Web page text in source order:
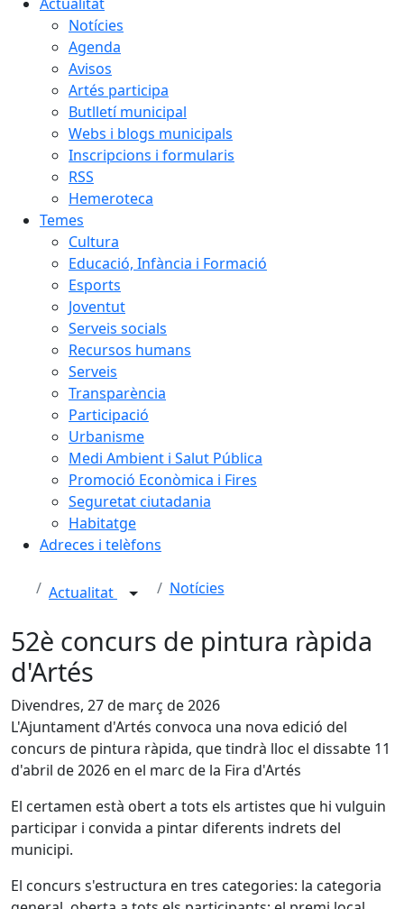
Notícies
Agenda
Avisos
Artés participa
Butlletí municipal
Webs i blogs municipals
Inscripcions i formularis
RSS
Hemeroteca
Temes
Cultura
Educació, Infància i Formació
Esports
Joventut
Serveis socials
Recursos humans
Serveis
Transparència
Participació
Urbanisme
Medi Ambient i Salut Pública
Promoció Econòmica i Fires
Seguretat ciutadania
Habitatge
Adreces i telèfons
Actualitat Notícies
52è concurs de pintura ràpida
d'Artés
Divendres, 27 de març de 2026
L'Ajuntament d'Artés convoca una nova edició del
concurs de pintura ràpida, que tindrà lloc el dissabte 11
d'abril de 2026 en el marc de la Fira d'Artés
El certamen està obert a tots els artistes que hi vulguin
participar i convida a pintar diferents indrets del
municipi.
El concurs s'estructura en tres categories: la categoria